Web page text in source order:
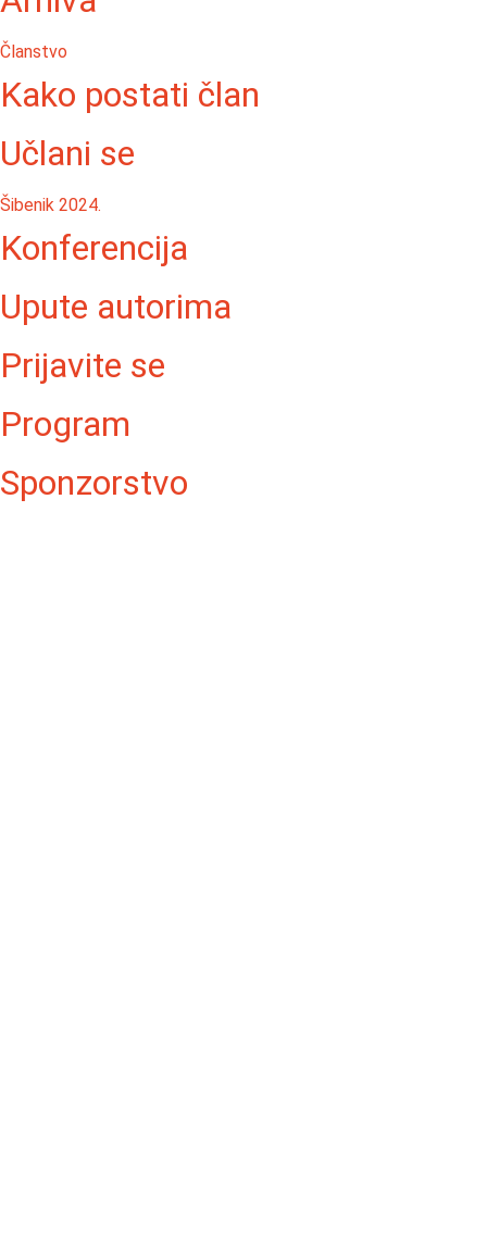
Članstvo
Kako postati član
Učlani se
Šibenik 2024.
Konferencija
Upute autorima
Prijavite se
Program
Sponzorstvo